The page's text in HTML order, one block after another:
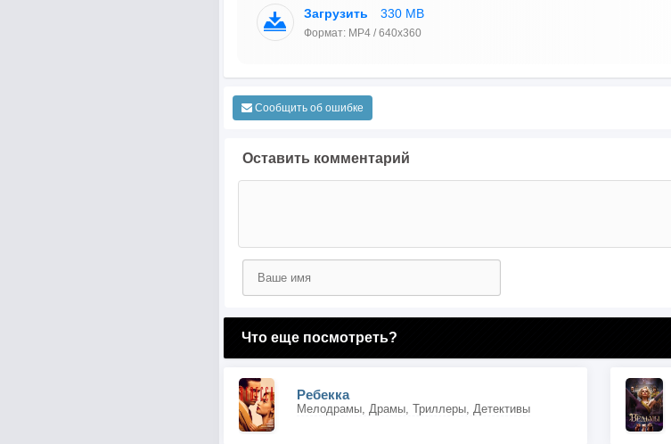
Загрузить 330 MB
Формат: MP4 / 640x360
Сообщить об ошибке
Оставить комментарий
Что еще посмотреть?
Ребекка
Мелодрамы, Драмы, Триллеры, Детективы